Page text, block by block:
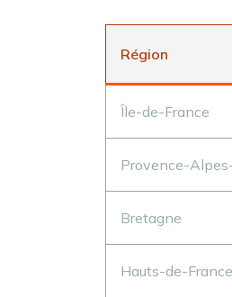
Région
Île-de-France
Provence-
Bretagne
Hauts-de-France